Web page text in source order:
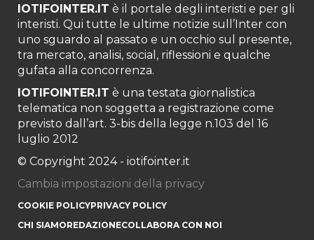
IOTIFOINTER.IT è il portale degli interisti e per gli
interisti. Qui tutte le ultime notizie sull’Inter con
uno sguardo al passato e un occhio sul presente,
tra mercato, analisi, social, riflessioni e qualche
gufata alla concorrenza.
IOTIFOINTER.IT è una testata giornalistica
telematica non soggetta a registrazione come
previsto dall’art. 3-bis della legge n.103 del 16
luglio 2012
© Copyright 2024 - iotifointer.it
Cambia impostazioni della privacy
COOKIE POLICYPRIVACY POLICY
CHI SIAMOREDAZIONECOLLABORA CON NOI